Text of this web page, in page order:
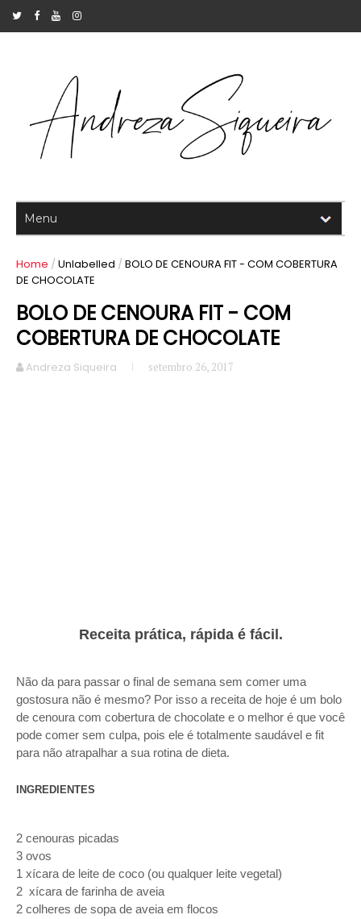
Home / Unlabelled / BOLO DE CENOURA FIT - COM COBERTURA
DE CHOCOLATE
BOLO DE CENOURA FIT - COM
COBERTURA DE CHOCOLATE
Andreza Siqueira setembro 26, 2017
Receita prática, rápida é fácil.
Não da para passar o final de semana sem comer uma
gostosura não é mesmo? Por isso a receita de hoje é um bolo
de cenoura com cobertura de chocolate e o melhor é que você
pode comer sem culpa, pois ele é totalmente saudável e fit
para não atrapalhar a sua rotina de dieta.
INGREDIENTES
2 cenouras picadas
3 ovos
1 xícara de leite de coco (ou qualquer leite vegetal)
2 xícara de farinha de aveia
2 colheres de sopa de aveia em flocos